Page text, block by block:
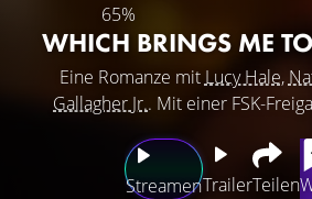
65%
WHICH BRINGS ME
Eine Romanze mit Lucy Hale,
Gallagher Jr.. Mit einer FSK-
StreamenTrailerTeilen